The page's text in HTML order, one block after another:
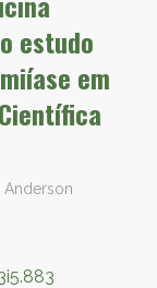
estudo
em